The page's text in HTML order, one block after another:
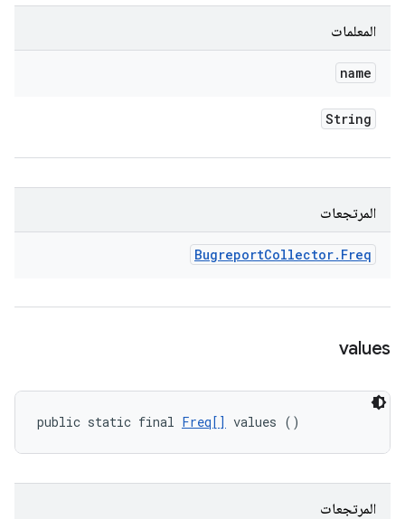
المعلمات
name
String
المرتجعات
BugreportCollector. Freq
values
public static final Freq[] values ()
المرتجعات